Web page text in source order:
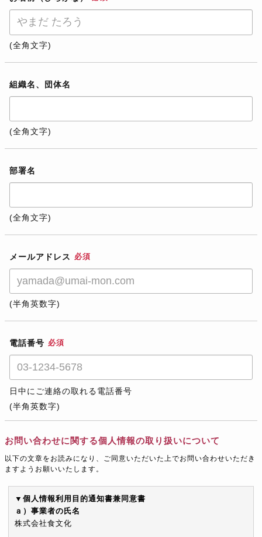
(全角文字)
組織名、団体名
(全角文字)
部署名
(全角文字)
メールアドレス 必須
(半角英数字)
電話番号 必須
日中にご連絡の取れる電話番号
(半角英数字)
お問い合わせに関する個人情報の取り扱いについて
以下の文章をお読みになり、ご同意いただいた上でお問い合わせいただき
ますようお願いいたします。
▼個人情報利用目的通知書兼同意書
ａ）事業者の氏名
株式会社食文化